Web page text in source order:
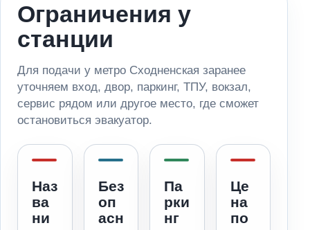
Ограничения у
станции
Для подачи у метро Сходненская заранее
уточняем вход, двор, паркинг, ТПУ, вокзал,
сервис рядом или другое место, где сможет
остановиться эвакуатор.
Наз
ва
ни
Без
оп
асн
Па
рки
нг
Це
на
по